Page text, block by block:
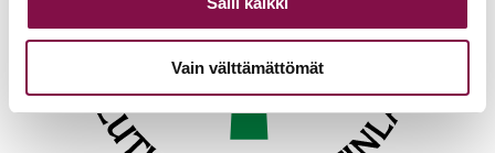
Vain välttämättömät